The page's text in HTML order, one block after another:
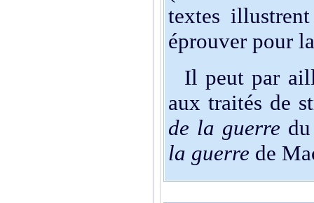
textes
éprouver pour
Il peut par
aux traités de
de la guerre
la guerre de